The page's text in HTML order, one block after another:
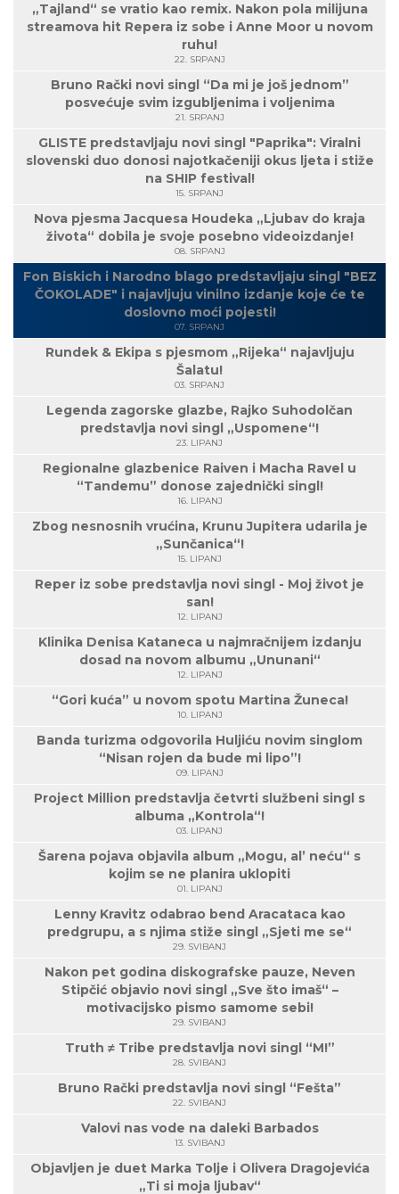
„Tajland“ se vratio kao remix. Nakon pola milijuna
streamova hit Repera iz sobe i Anne Moor u novom
ruhu!
22. SRPANJ
Bruno Rački novi singl “Da mi je još jednom”
posvećuje svim izgubljenima i voljenima
21. SRPANJ
GLISTE predstavljaju novi singl "Paprika": Viralni
slovenski duo donosi najotkačeniji okus ljeta i stiže
na SHIP festival!
15. SRPANJ
Nova pjesma Jacquesa Houdeka „Ljubav do kraja
života“ dobila je svoje posebno videoizdanje!
08. SRPANJ
Fon Biskich i Narodno blago predstavljaju singl "BEZ
ČOKOLADE" i najavljuju vinilno izdanje koje će te
doslovno moći pojesti!
07. SRPANJ
Rundek & Ekipa s pjesmom „Rijeka“ najavljuju
Šalatu!
03. SRPANJ
Legenda zagorske glazbe, Rajko Suhodolčan
predstavlja novi singl „Uspomene“!
23. LIPANJ
Regionalne glazbenice Raiven i Macha Ravel u
“Tandemu” donose zajednički singl!
16. LIPANJ
Zbog nesnosnih vrućina, Krunu Jupitera udarila je
„Sunčanica“!
15. LIPANJ
Reper iz sobe predstavlja novi singl - Moj život je
san!
12. LIPANJ
Klinika Denisa Kataneca u najmračnijem izdanju
dosad na novom albumu „Ununani“
12. LIPANJ
“Gori kuća” u novom spotu Martina Žuneca!
10. LIPANJ
Banda turizma odgovorila Huljiću novim singlom
“Nisan rojen da bude mi lipo”!
09. LIPANJ
Project Million predstavlja četvrti službeni singl s
albuma „Kontrola“!
03. LIPANJ
Šarena pojava objavila album „Mogu, al’ neću“ s
kojim se ne planira uklopiti
01. LIPANJ
Lenny Kravitz odabrao bend Aracataca kao
predgrupu, a s njima stiže singl „Sjeti me se“
29. SVIBANJ
Nakon pet godina diskografske pauze, Neven
Stipčić objavio novi singl „Sve što imaš“ –
motivacijsko pismo samome sebi!
29. SVIBANJ
Truth ≠ Tribe predstavlja novi singl “M!”
28. SVIBANJ
Bruno Rački predstavlja novi singl “Fešta”
22. SVIBANJ
Valovi nas vode na daleki Barbados
13. SVIBANJ
Objavljen je duet Marka Tolje i Olivera Dragojevića
„Ti si moja ljubav“